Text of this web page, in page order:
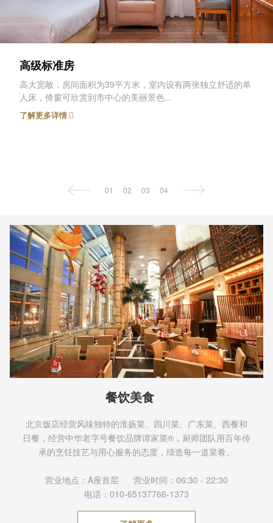
高级标准房
高大宽敞，房间面积为39平方米，室内设有两张独立舒适的单
人床，倚窗可欣赏到市中心的美丽景色...
了解更多详情
01 02 03 04
餐饮美食
北京饭店经营风味独特的淮扬菜、四川菜、广东菜、西餐和
日餐，经营中华老字号餐饮品牌谭家菜®，厨师团队用百年传
承的烹饪技艺与用心服务的态度，缔造每一道菜肴。
营业地点：A座首层 营业时间：06:30 - 22:30
电话：010-65137766-1373